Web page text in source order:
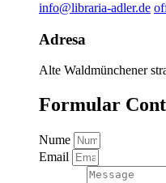
info@libraria-adler.de
Adresa
Alte Waldmünchener
Formular
Nume
Email